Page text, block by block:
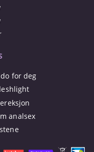
for deg
analsex